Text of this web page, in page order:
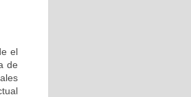
el
de